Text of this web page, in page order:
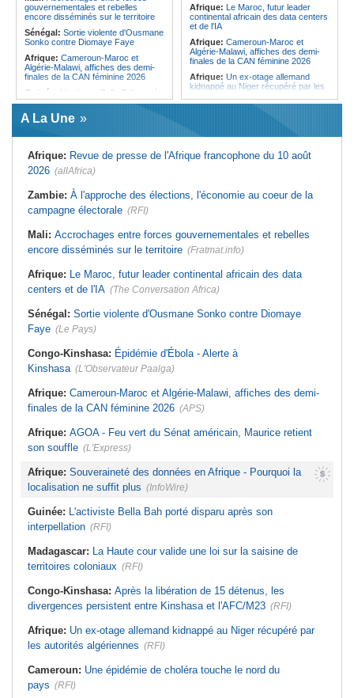
famille, le rêve d'un champion
gouvernementales et rebelles
encore disséminés sur le territoire
Sénégal: Sortie violente d'Ousmane
Sonko contre Diomaye Faye
Afrique: Cameroun-Maroc et
Algérie-Malawi, affiches des demi-
finales de la CAN féminine 2026
Guinée: L'activiste Bella Bah porté
disparu après son interpellation
Afrique:Un ex-otage allemand
autorités algériennes
Cameroun:Une épidémie de
choléra touche le nord du pays
Burkina Faso:
Une première
hausse du litre de gasoil en quatre
ans
Afrique:Eveline Pereira, première
CAN
Afrique: Le Maroc, futur leader
continental africain des data centers
et de l'IA
Afrique: Cameroun-Maroc et
Algérie-Malawi, affiches des demi-
finales de la CAN féminine 2026
Afrique: Un ex-otage allemand
kidnappé au Niger récupéré par les
salue l'action conjointe du pays et de
continent soigne sa croissance
Tunisie:Sfax - Huit véhicules
vandalisés et dépouillés sur le
A La Une
Afrique: Revue de presse de l'Afrique francophone du 10 août
2026 (allAfrica)
Zambie: À l'approche des élections, l'économie au coeur de la
campagne électorale (RFI)
Mali: Accrochages entre forces gouvernementales et rebelles
encore disséminés sur le territoire (Fratmat.info)
Afrique: Le Maroc, futur leader continental africain des data
centers et de l'IA (The Conversation Africa)
Sénégal: Sortie violente d'Ousmane Sonko contre Diomaye
Faye (Le Pays)
Congo-Kinshasa: Épidémie d'Ébola - Alerte à
Kinshasa (L'Observateur Paalga)
Afrique: Cameroun-Maroc et Algérie-Malawi, affiches des demi-
finales de la CAN féminine 2026 (APS)
Afrique: AGOA - Feu vert du Sénat américain, Maurice retient
son souffle (L'Express)
Afrique: Souveraineté des données en Afrique - Pourquoi la
localisation ne suffit plus (InfoWire)
Guinée: L'activiste Bella Bah porté disparu après son
interpellation (RFI)
Madagascar: La Haute cour valide une loi sur la saisine de
territoires coloniaux (RFI)
Congo-Kinshasa: Après la libération de 15 détenus, les
divergences persistent entre Kinshasa et l'AFC/M23 (RFI)
Afrique: Un ex-otage allemand kidnappé au Niger récupéré par
les autorités algériennes (RFI)
Cameroun: Une épidémie de choléra touche le nord du
pays (RFI)